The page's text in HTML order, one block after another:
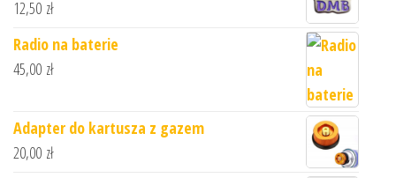
12,50 zł
Radio na baterie
45,00 zł
Adapter do kartusza z gazem
20,00 zł